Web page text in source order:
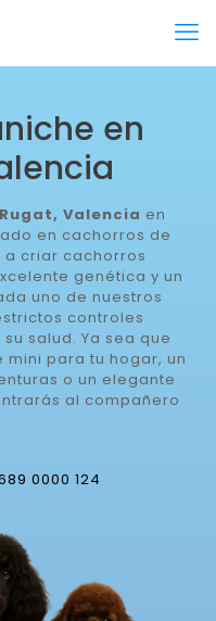
en
Valencia en
en cachorros de
a criar cachorros
genética y un
uno de nuestros
controles
salud. Ya sea que
para tu hogar, un
o un elegante
al compañero
0000 124